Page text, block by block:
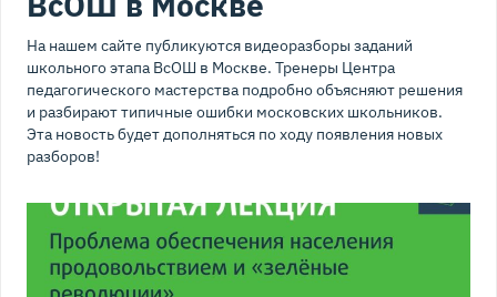
На нашем сайте публикуются видеоразборы заданий
школьного этапа ВсОШ в Москве. Тренеры Центра
педагогического мастерства подробно объясняют решения
и разбирают типичные ошибки московских школьников.
Эта новость будет дополняться по ходу появления новых
разборов!